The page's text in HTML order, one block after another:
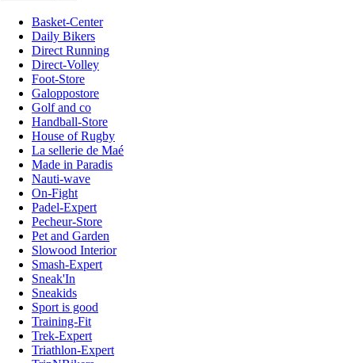
Basket-Center
Daily Bikers
Direct Running
Direct-Volley
Foot-Store
Galoppostore
Golf and co
Handball-Store
House of Rugby
La sellerie de Maé
Made in Paradis
Nauti-wave
On-Fight
Padel-Expert
Pecheur-Store
Pet and Garden
Slowood Interior
Smash-Expert
Sneak'In
Sneakids
Sport is good
Training-Fit
Trek-Expert
Triathlon-Expert